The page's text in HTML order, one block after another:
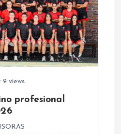
9 views
profesional